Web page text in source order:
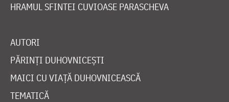
HRAMUL SFINTEI CUVIOASE PARASCHEVA
AUTORI
PĂRINȚI DUHOVNICEȘTI
MAICI CU VIAȚĂ DUHOVNICEASCĂ
TEMATICĂ